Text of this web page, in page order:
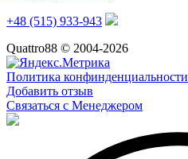
+48 (515) 933-943
Quattro88 © 2004-2026
Политика конфинденциальности
Добавить отзыв
Связаться с Менеджером